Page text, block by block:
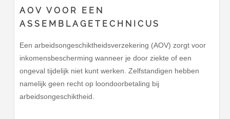
AOV VOOR EEN
ASSEMBLAGETECHNICUS
Een arbeidsongeschiktheidsverzekering (AOV) zorgt voor
inkomensbescherming wanneer je door ziekte of een
ongeval tijdelijk niet kunt werken. Zelfstandigen hebben
namelijk geen recht op loondoorbetaling bij
arbeidsongeschiktheid.